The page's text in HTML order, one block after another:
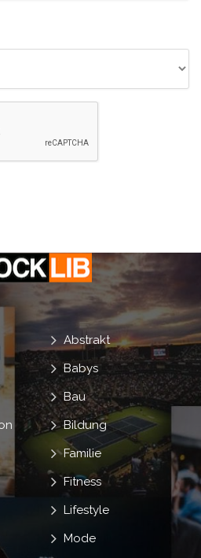
Abstrakt
Babys
Bau
Bildung
Familie
Fitness
Lifestyle
Mode